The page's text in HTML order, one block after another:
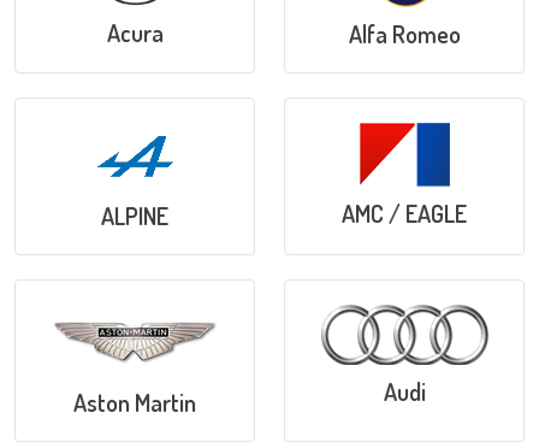
Acura Alfa Romeo
ALPINE AMC / EAGLE
Aston Martin Audi